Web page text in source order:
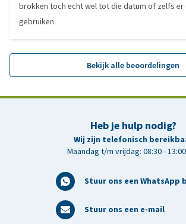
brokken toch echt wel tot die datum of zelfs er
gebruiken.
Bekijk alle beoordelingen
Heb je hulp nodig?
Wij zijn telefonisch
Maandag t/m vrijdag: 08:30 -
Stuur ons een WhatsApp
Stuur ons een e-mail